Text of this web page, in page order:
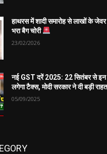
हाथरस में शादी समारोह से लाखों के
भरा बैग चोरी
23/02/2026
नई GST दरें 2025: 22 सितंबर से इन
लगेगा टैक्स, मोदी सरकार ने दी बड़ी
05/09/2025